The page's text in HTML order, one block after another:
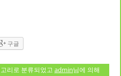
구글
리로 분류되었고 admin님에 의해